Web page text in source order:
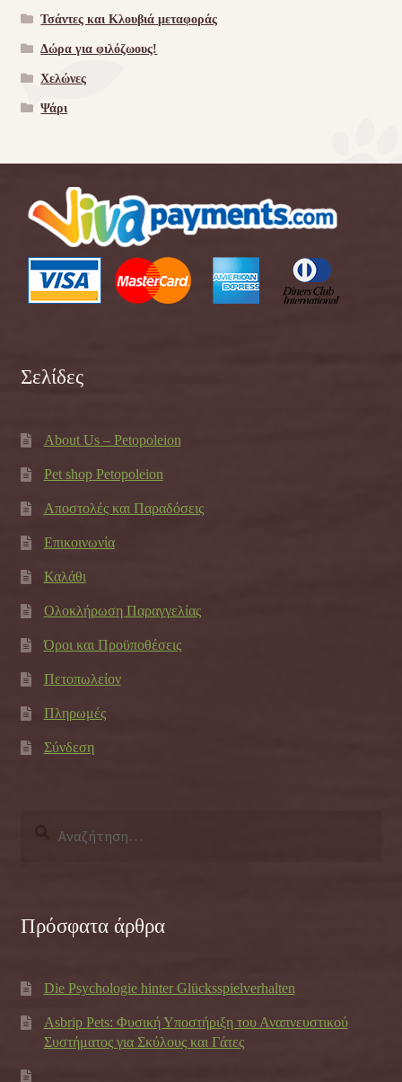
Τσάντες και Κλουβιά μεταφοράς
Δώρα για φιλόζωους!
Χελώνες
Ψάρι
Σελίδες
About Us – Petopoleion
Pet shop Petopoleion
Αποστολές και Παραδόσεις
Επικοινωνία
Καλάθι
Ολοκλήρωση Παραγγελίας
Όροι και Προϋποθέσεις
Πετοπωλείον
Πληρωμές
Σύνδεση
Πρόσφατα άρθρα
Die Psychologie hinter Glücksspielverhalten
Asbrip Pets: Φυσική Υποστήριξη του Αναπνευστικού
Συστήματος για Σκύλους και Γάτες